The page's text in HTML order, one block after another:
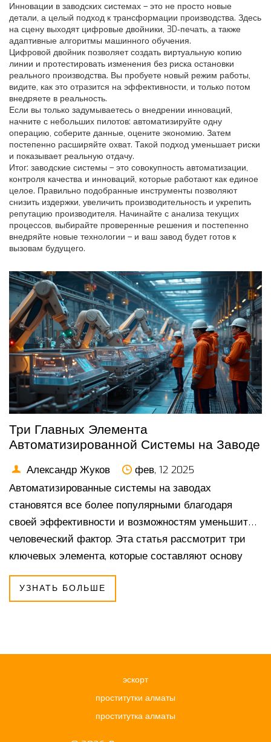
Инновации в заводских системах – это не просто новые
детали, а целый подход к трансформации производства. Здесь
на сцену выходят цифровые двойники, 3D‑печать, а также
адаптивные алгоритмы машинного обучения.
Цифровой двойник позволяет создать виртуальную копию
линии и протестировать изменения без риска остановки
реального производства. Вы пробуете новый режим работы,
видите, как это отразится на эффективности, и только потом
внедряете в реальность.
Если вы только задумываетесь о внедрении инноваций,
начните с небольших пилотов: автоматизируйте одну
операцию, соберите данные, оцените экономию. Затем
постепенно расширяйте охват. Такой подход уменьшает риски
и показывает реальную отдачу.
Итог: заводские системы – это совокупность автоматизации,
контроля качества и инноваций, которые работают как единое
целое. Правильно подобранные инструменты позволяют
снизить издержки, увеличить производительность и укрепить
репутацию производителя. Начинайте с анализа текущих
процессов, выбирайте проверенные решения и постепенно
внедряйте новые технологии – и ваш завод будет готов к
вызовам будущего.
Три Главных Элемента
Автоматизированной Системы на Заводе
Александр Жуков
фев, 12 2025
Автоматизированные системы на заводах
становятся все более популярными благодаря
своей эффективности и возможностям уменьшить
человеческий фактор. Эта статья рассмотрит три
ключевых элемента, которые составляют основу
любой автоматизированной системы в
промышленности. Понимание этих компонентов
практические советы для оптимального
УЗНАТЬ БОЛЬШЕ
эскорт
проститутки алматы
проститутка алматы